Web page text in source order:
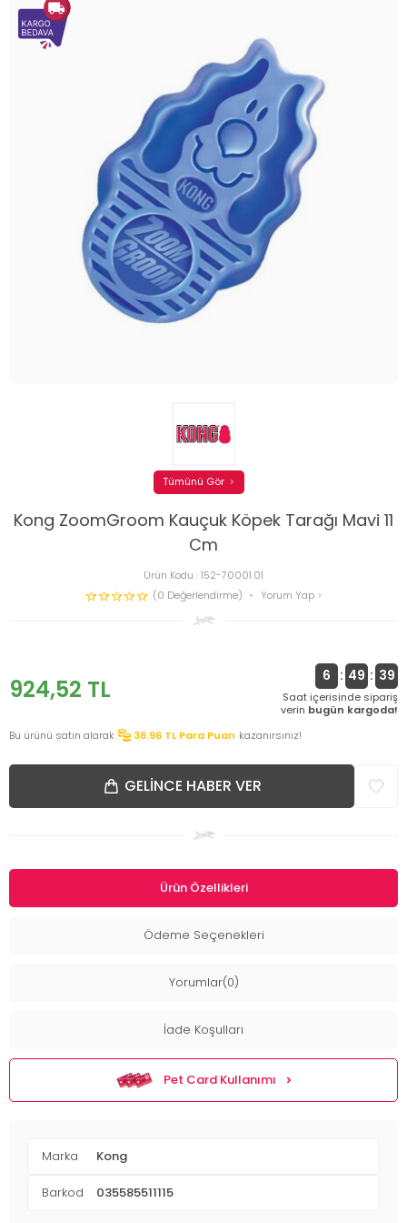
Kong ZoomGroom Kauçuk Köpek Tarağı Mavi 11
Cm
Ürün Kodu :152-70001.01
(0 Değerlendirme)
Yorum Yap
Tümünü Gör
924,52 TL 6 : 49 : 39
Saat içerisinde sipariş
verin bugün kargoda!
Bu ürünü satın alarak
36.96 TL Para Puan kazanırsınız!
GELINCE HABER VER
Ürün Özellikleri
Ödeme Seçenekleri
Yorumlar(0)
İade Koşulları
Pet Card Kullanımı
Marka Kong
Barkod 035585511115